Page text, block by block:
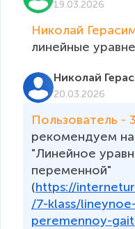
19.03.2026
Николай
линейные
Николай
20.03.2026
Пользователь -
рекомендуем
"Линейное
переменной"
(https://
/7-klass/
peremennoy-